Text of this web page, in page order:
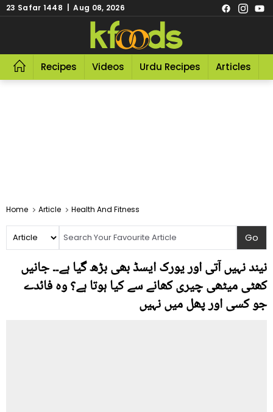
23 Safar 1448 | Aug 08, 2026
Recipes Videos Urdu Recipes Articles
Home Article Health And Fitness
نیند نہیں آتی اور یورک ایسڈ بھی بڑھ گیا ہے۔۔ جانیں
کھٹی میٹھی چیری کھانے سے کیا ہوتا ہے؟ وہ فائدے
جو کسی اور پھل میں نہیں